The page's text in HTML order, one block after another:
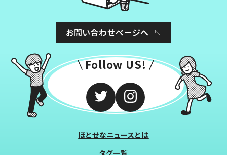
お問い合わせページへ
Follow US!
ほとせなニュースとは
タグ一覧